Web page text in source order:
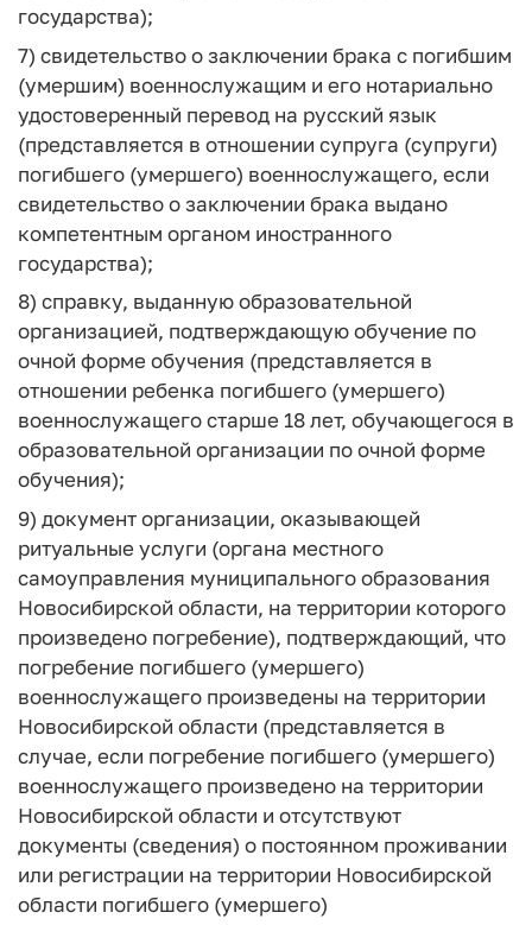
государства);
7) свидетельство о заключении брака с погибшим
(умершим) военнослужащим и его нотариально
удостоверенный перевод на русский язык
(представляется в отношении супруга (супруги)
погибшего (умершего) военнослужащего, если
свидетельство о заключении брака выдано
компетентным органом иностранного
государства);
8) справку, выданную образовательной
организацией, подтверждающую обучение по
очной форме обучения (представляется в
отношении ребенка погибшего (умершего)
военнослужащего старше 18 лет, обучающегося в
образовательной организации по очной форме
обучения);
9) документ организации, оказывающей
ритуальные услуги (органа местного
самоуправления муниципального образования
Новосибирской области, на территории которого
произведено погребение), подтверждающий, что
погребение погибшего (умершего)
военнослужащего произведены на территории
Новосибирской области (представляется в
случае, если погребение погибшего (умершего)
военнослужащего произведено на территории
Новосибирской области и отсутствуют
документы (сведения) о постоянном проживании
или регистрации на территории Новосибирской
области погибшего (умершего)